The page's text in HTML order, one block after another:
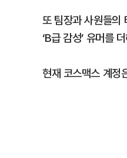
또 팀장과 사원들의
‘B급 감성’ 유머를
현재 코스맥스 계정